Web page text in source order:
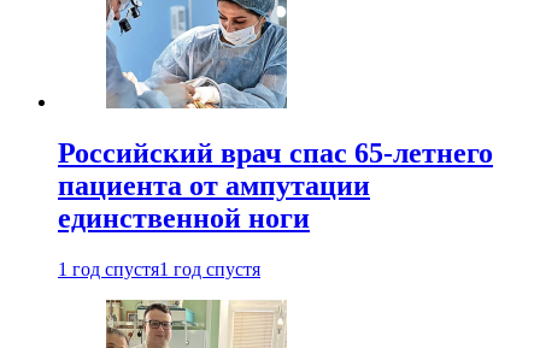
Российский врач спас 65-летнего
пациента от ампутации
единственной ноги
1 год спустя1 год спустя